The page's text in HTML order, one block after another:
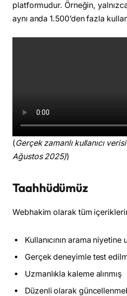
platformudur. Örneğin,
aynı anda 1.500’den fazla
(Gerçek zamanlı kullanıcı
Ağustos 2025))
Taahhüdümüz
Webhakim olarak tüm
Kullanıcının arama niyetine
Gerçek deneyimle test
Uzmanlıkla kaleme alınmış
Düzenli olarak